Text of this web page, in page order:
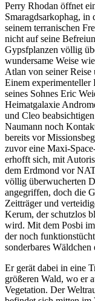
Perry Rhodan öffnet
Smaragdsarkophag, in
seinem terranischen
nicht auf seine
Gypsfplanzen völlig
wundersame Weise
Atlan von seiner
Einem experimenteller
seines Sohnes Eric
Heimatgalaxie
und Cleo
Naumann noch
bereits vor
zuvor eine Maxi-
erhofft sich, mit
dem Erdmond vor
völlig überwucherten
angegriffen, doch die
Zeitträger und
Kerum, der schutzlos
wird. Mit dem Posbi
der noch
sonderbares Wäldchen
Er gerät dabei in eine
größeren Wald, wo er
Vegetation. Der